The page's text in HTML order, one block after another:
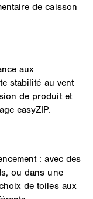
de caisson
aux
stabilité au vent
de produit et
easyZIP.
: avec des
ou dans une
de toiles aux